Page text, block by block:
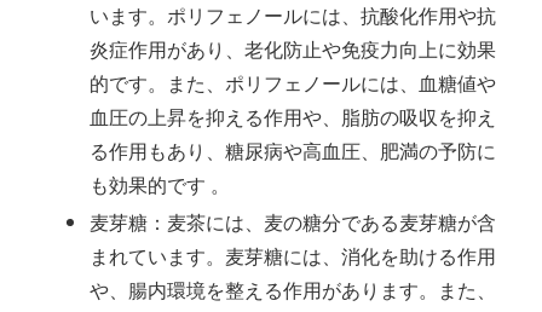
います。ポリフェノールには、抗酸化作用や抗
炎症作用があり、老化防止や免疫力向上に効果
的です。また、ポリフェノールには、血糖値や
血圧の上昇を抑える作用や、脂肪の吸収を抑え
る作用もあり、糖尿病や高血圧、肥満の予防に
も効果的です 。
麦芽糖：麦茶には、麦の糖分である麦芽糖が含
まれています。麦芽糖には、消化を助ける作用
や、腸内環境を整える作用があります。また、